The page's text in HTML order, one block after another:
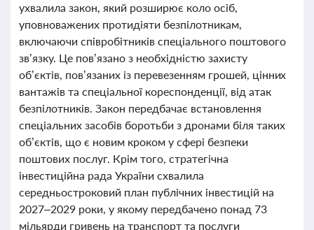
ухвалила закон, який розширює коло осіб,
уповноважених протидіяти безпілотникам,
включаючи співробітників спеціального поштового
зв’язку. Це пов’язано з необхідністю захисту
об’єктів, пов’язаних із перевезенням грошей, цінних
вантажів та спеціальної кореспонденції, від атак
безпілотників. Закон передбачає встановлення
спеціальних засобів боротьби з дронами біля таких
об’єктів, що є новим кроком у сфері безпеки
поштових послуг. Крім того, стратегічна
інвестиційна рада України схвалила
середньостроковий план публічних інвестицій на
2027–2029 роки, у якому передбачено понад 73
мільярди гривень на транспорт та послуги